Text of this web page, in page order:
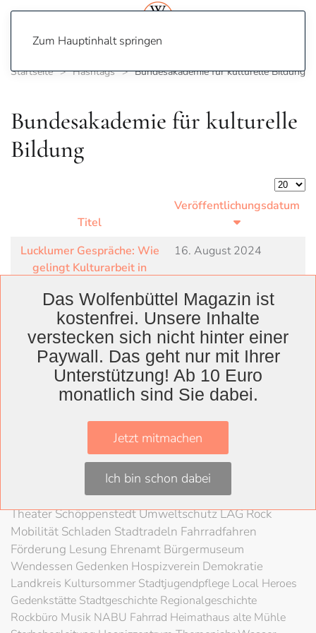
Zum Hauptinhalt springen
Startseite Hashtags Bundesakademie für kulturelle Bildung
Bundesakademie für kulturelle
Bildung
Titel
Veröffentlichungsdatum
Lucklumer Gespräche: Wie
gelingt Kulturarbeit in
16. August 2024
WolfenbüttelLandkreis
Herzog August BibliothekNachhaltigkeit
KunstKunstvereinMuseumFestival
Braunschweigische LandschaftHAB
Wolfenbüttel80 Jahre KriegsendeLiteratur
TheaterSchöppenstedtUmweltschutzLAG Rock
Mobilität Schladen Stadtradeln Fahrradfahren
Förderung Lesung Ehrenamt Bürgermuseum
Wendessen Gedenken Hospizverein Demokratie
Landkreis KultursommerStadtjugendpflege Local Heroes
Gedenkstätte Stadtgeschichte Regionalgeschichte
Rockbüro Musik NABU Fahrrad Heimathaus alte Mühle
Das Wolfenbüttel Magazin ist
kostenfrei. Unsere Inhalte
verstecken sich nicht hinter einer
Paywall. Das geht nur mit Ihrer
Unterstützung! Ab 10 Euro
monatlich sind Sie dabei.
Jetzt mitmachen
Ich bin schon dabei